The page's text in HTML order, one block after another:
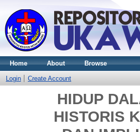
Home About Browse
Login Create Account
HIDUP
HISTORIS